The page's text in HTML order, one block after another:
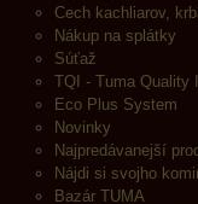
Cech kachliarov,
Nákup na splátky
Súťaž
TQI - Tuma Quality
Eco Plus System
Novinky
Najpredávanejší
Nájdi si svojho
Bazár TUMA